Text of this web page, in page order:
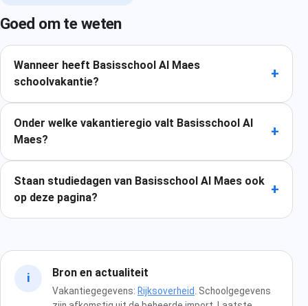
Goed om te weten
Wanneer heeft Basisschool Al Maes
schoolvakantie?
+
Onder welke vakantieregio valt Basisschool Al
Maes?
+
Staan studiedagen van Basisschool Al Maes ook
op deze pagina?
+
i Bron en actualiteit
Vakantiegegevens: Rijksoverheid . Schoolgegevens